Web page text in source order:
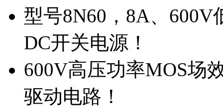
型号8N60，8A、
DC开关电源！
600V高压功率MOS场
驱动电路！